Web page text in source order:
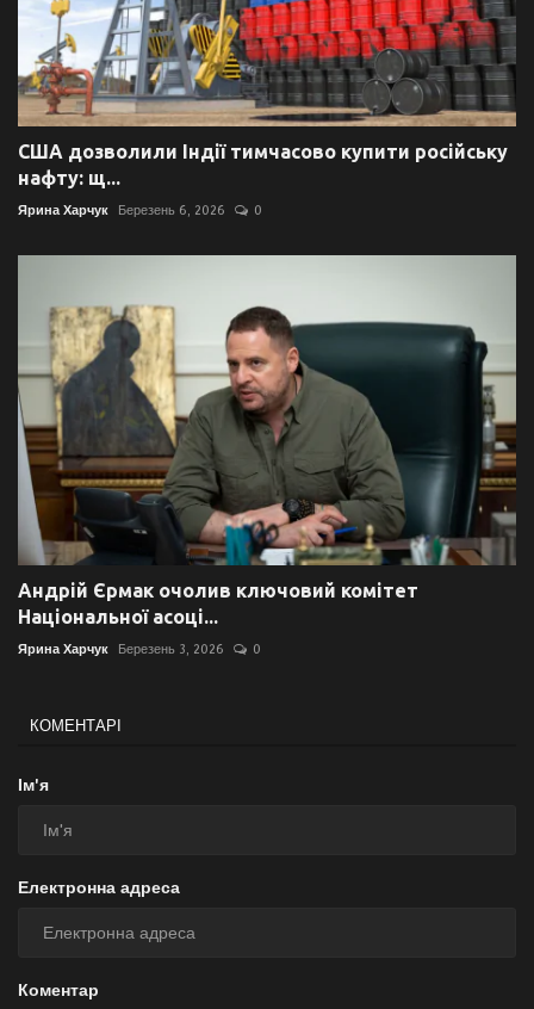
США дозволили Індії тимчасово купити російську
нафту: щ...
Ярина Харчук Березень 6, 2026 0
Андрій Єрмак очолив ключовий комітет
Національної асоці...
Ярина Харчук Березень 3, 2026 0
КОМЕНТАРІ
Ім'я
Електронна адреса
Коментар